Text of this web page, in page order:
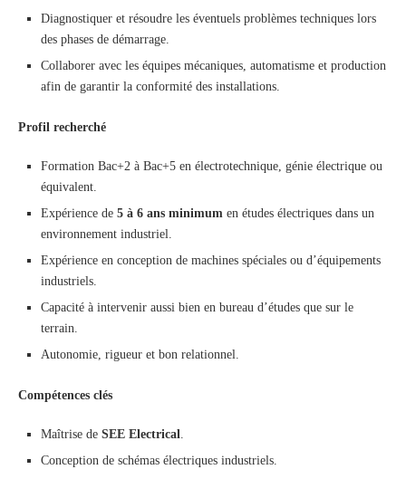
Diagnostiquer et résoudre les éventuels problèmes techniques lors
des phases de démarrage.
Collaborer avec les équipes mécaniques, automatisme et production
afin de garantir la conformité des installations.
Profil recherché
Formation Bac+2 à Bac+5 en électrotechnique, génie électrique ou
équivalent.
Expérience de 5 à 6 ans minimum en études électriques dans un
environnement industriel.
Expérience en conception de machines spéciales ou d’équipements
industriels.
Capacité à intervenir aussi bien en bureau d’études que sur le
terrain.
Autonomie, rigueur et bon relationnel.
Compétences clés
Maîtrise de SEE Electrical.
Conception de schémas électriques industriels.